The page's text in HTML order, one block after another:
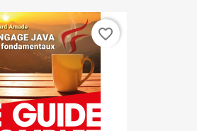
favorite_border